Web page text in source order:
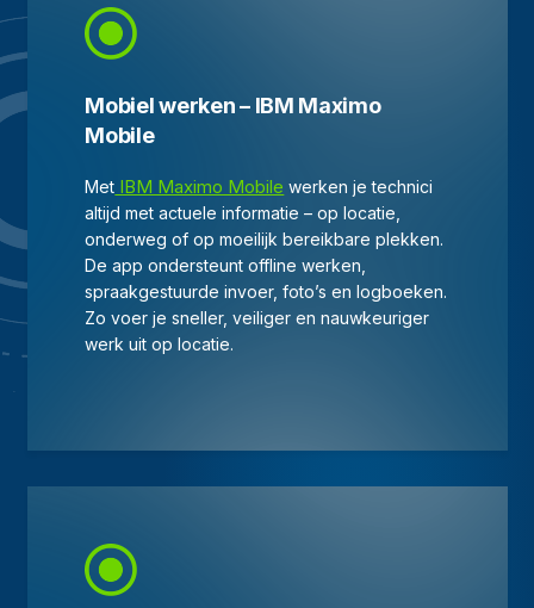
Mobiel werken – IBM Maximo
Mobile
Met IBM Maximo Mobile werken je technici
altijd met actuele informatie – op locatie,
onderweg of op moeilijk bereikbare plekken.
De app ondersteunt offline werken,
spraakgestuurde invoer, foto’s en logboeken.
Zo voer je sneller, veiliger en nauwkeuriger
werk uit op locatie.